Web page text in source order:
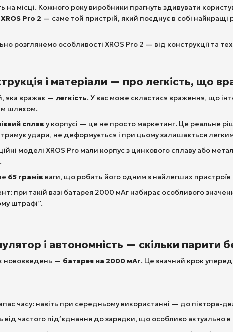
на місці. Кожного року виробники прагнуть здивувати
Pro 2 — саме той пристрій, який поєднує в собі
розглянемо особливості XROS Pro 2 — від конструкції та
і матеріали — про легкість, що
яка вражає — легкість. У вас може скластися враження, що
шляхом.
сплав у корпусі — це не просто маркетинг. Це реальне
удари, не деформується і при цьому залишається
моделі XROS Pro мали корпус з цинкового сплаву або
65 грамів ваги, що робить його одним з найлегших пристроїв
при такій вазі батарея 2000 мАг набирає особливого
штрафі”.
і автономність — скільки парити
нововведень — батарея на 2000 мАг. Це значний крок
часу: навіть при середньому використанні — до півтора-
частого під’єднання до зарядки, що особливо актуально в